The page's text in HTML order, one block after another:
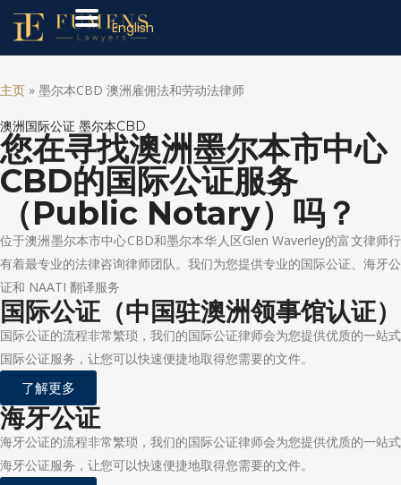
English
主页 » 墨尔本CBD 澳洲雇佣法和劳动法律师
澳洲国际公证 墨尔本CBD
您在寻找澳洲墨尔本市中心
CBD的国际公证服务
（Public Notary）吗？
位于澳洲墨尔本市中心CBD和墨尔本华人区Glen Waverley的富文律师行
有着最专业的法律咨询律师团队。我们为您提供专业的国际公证、海牙公
证和 NAATI 翻译服务
国际公证（中国驻澳洲领事馆认证）
国际公证的流程非常繁琐，我们的国际公证律师会为您提供优质的一站式
国际公证服务，让您可以快速便捷地取得您需要的文件。
了解更多
海牙公证
海牙公证的流程非常繁琐，我们的国际公证律师会为您提供优质的一站式
海牙公证服务，让您可以快速便捷地取得您需要的文件。